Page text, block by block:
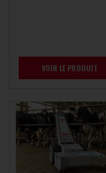
VOIR LE PRODUIT